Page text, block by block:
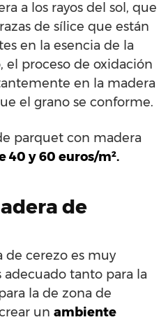
a los rayos del sol, que
de sílice que están
en la esencia de la
el proceso de oxidación
en la madera
el grano se conforme.
parquet con madera
40 y 60 euros/m².
de
de cerezo es muy
adecuado tanto para la
la de zona de
un ambiente